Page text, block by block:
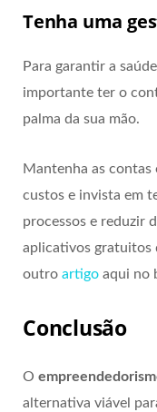
Tenha uma
Para garantir a
importante ter o
palma da sua mão.
Mantenha as
custos e invista em
processos e reduzir
aplicativos gratuitos
outro artigo aqui no
Conclusão
O
alternativa viável